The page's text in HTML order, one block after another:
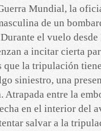
Mundial, la
de un
el vuelo desde
a incitar cierta
la tripulación
siniestro, una
entre la
en el interior del
salvar a la